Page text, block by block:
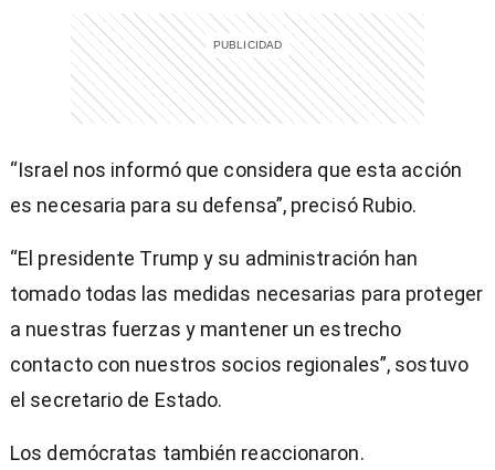
“Israel nos informó que considera que esta acción
es necesaria para su defensa”, precisó Rubio.
“El presidente Trump y su administración han
tomado todas las medidas necesarias para proteger
a nuestras fuerzas y mantener un estrecho
contacto con nuestros socios regionales”, sostuvo
el secretario de Estado.
Los demócratas también reaccionaron.